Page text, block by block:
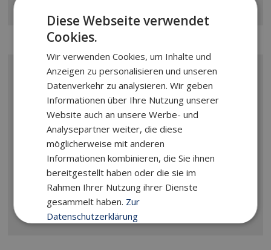
Klima | Lüftung
Kühlen für Gewerbe und Privathaushalte.
MEHR ERFAHREN
Diese Webseite verwendet
Cookies.
Wir verwenden Cookies, um Inhalte und
Anzeigen zu personalisieren und unseren
Datenverkehr zu analysieren. Wir geben
Informationen über Ihre Nutzung unserer
Website auch an unsere Werbe- und
Analysepartner weiter, die diese
möglicherweise mit anderen
Informationen kombinieren, die Sie ihnen
bereitgestellt haben oder die sie im
Rahmen Ihrer Nutzung ihrer Dienste
gesammelt haben. Zur
Datenschutzerklärung